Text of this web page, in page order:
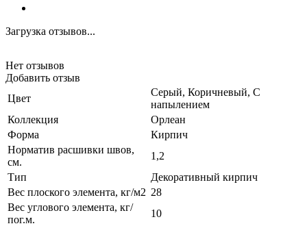
Загрузка отзывов...
Нет отзывов
Добавить отзыв
Цвет
Серый, Коричневый, С
напылением
Коллекция
Орлеан
Форма
Кирпич
Норматив расшивки швов,
см.
1,2
Тип
Декоративный кирпич
Вес плоского элемента, кг/м2 28
Вес углового элемента, кг/
пог.м.
10